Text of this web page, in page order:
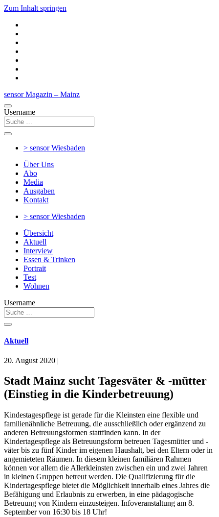
Zum Inhalt springen
sensor Magazin – Mainz
Username
> sensorWiesbaden
Über Uns
Abo
Media
Ausgaben
Kontakt
> sensorWiesbaden
Übersicht
Aktuell
Interview
Essen & Trinken
Portrait
Test
Wohnen
Username
Aktuell
20. August 2020 |
Stadt Mainz sucht Tagesväter & -mütter
(Einstieg in die Kinderbetreuung)
Kindestagespflege ist gerade für die Kleinsten eine flexible und
familienähnliche Betreuung, die ausschließlich oder ergänzend zu
anderen Betreuungsformen stattfinden kann. In der
Kindertagespflege als Betreuungsform betreuen Tagesmütter und -
väter bis zu fünf Kinder im eigenen Haushalt, bei den Eltern oder in
angemieteten Räumen. In diesem kleinen familiären Rahmen
können vor allem die Allerkleinsten zwischen ein und zwei Jahren
in kleinen Gruppen betreut werden. Die Qualifizierung für die
Kindertagespflege bietet die Möglichkeit innerhalb eines Jahres die
Befähigung und Erlaubnis zu erwerben, in eine pädagogische
Betreuung von Kindern einzusteigen. Infoveranstaltung am 8.
September von 16:30 bis 18 Uhr!